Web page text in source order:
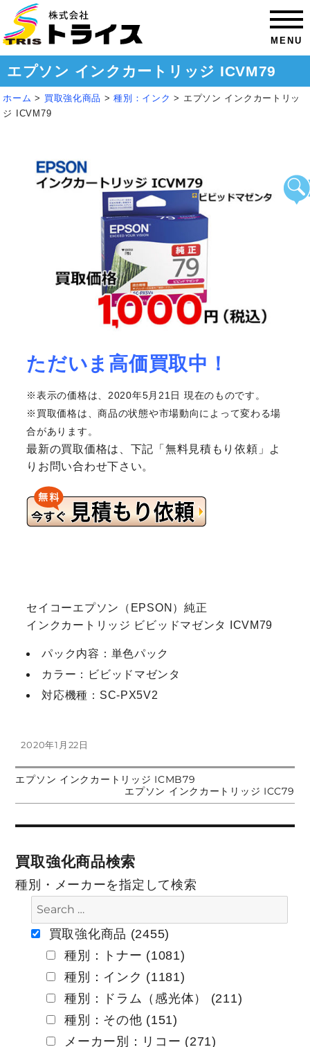
MENU
エプソン インクカートリッジ ICVM79
ホーム > 買取強化商品 >種別：インク > エプソン インクカートリッ
ジ ICVM79
ただいま高価買取中！
※表示の価格は、2020年5月21日 現在のものです。
※買取価格は、商品の状態や市場動向によって変わる場
合があります。
最新の買取価格は、下記「無料見積もり依頼」よ
りお問い合わせ下さい。
セイコーエプソン（EPSON）純正
インクカートリッジ ビビッドマゼンタ ICVM79
パック内容：単色パック
カラー：ビビッドマゼンタ
対応機種：SC-PX5V2
投
2020年1月22日
投
ビ
ー
前
投
エプソン インクカートリッジ ICMB79
の
稿:
エプソン インクカートリッジ ICC79
買取強化商品検索
種別・メーカーを指定して検索
買取強化商品 (2455)
種別：トナー (1081)
種別：インク (1181)
種別：ドラム（感光体） (211)
種別：その他 (151)
メーカー別：リコー (271)